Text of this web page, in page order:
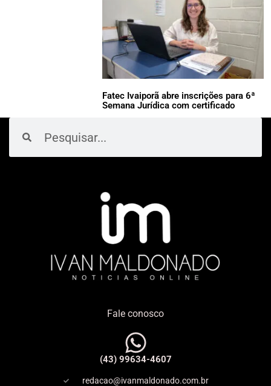
Fatec Ivaiporã abre inscrições para 6ª
Semana Jurídica com certificado
Fale conosco
(43) 99634-4607
redacao@ivanmaldonado.com.br